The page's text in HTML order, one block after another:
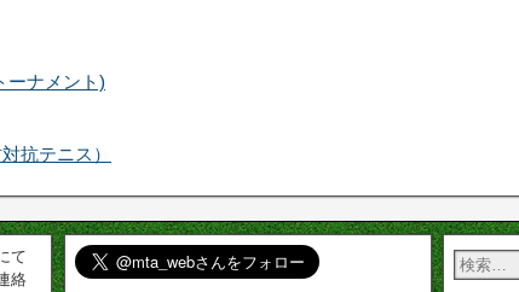
ーナメント)
抗テニス）
て
絡